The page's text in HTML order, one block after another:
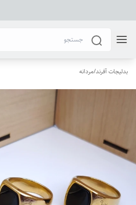
بدلیجات آفرند/مردانه